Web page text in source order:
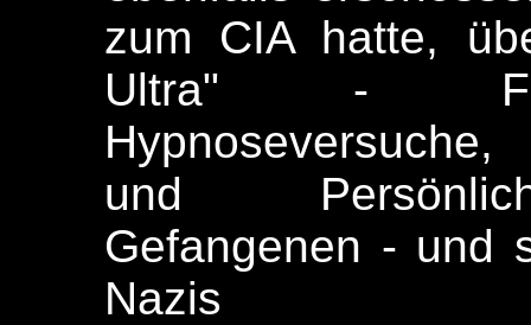
zum CIA hatte,
Ultra" -
und
Gefangenen - und
Nazis